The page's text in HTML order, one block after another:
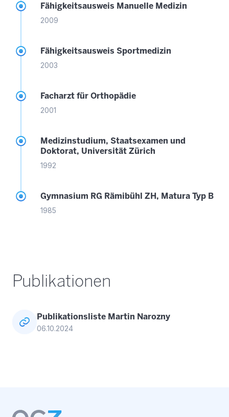
Fähigkeitsausweis Manuelle Medizin
2009
Fähigkeitsausweis Sportmedizin
2003
Facharzt für Orthopädie
2001
Medizinstudium, Staatsexamen und
Doktorat, Universität Zürich
1992
Gymnasium RG Rämibühl ZH, Matura Typ B
1985
Publikationen
Publikationsliste Martin Narozny
06.10.2024